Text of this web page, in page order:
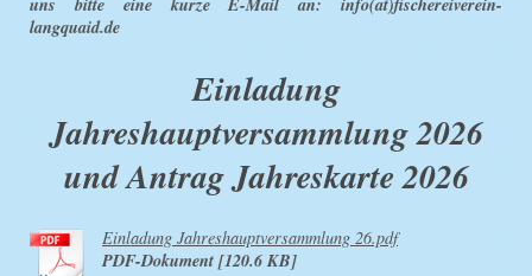
langquaid.de
Einladung
Jahreshauptversammlung 2026
und Antrag Jahreskarte 2026
Einladung Jahreshauptversammlung 26.pdf
PDF-Dokument [120.6 KB]